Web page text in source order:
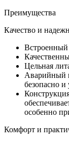
Преимущества
Качество и
Встроенный
Цельная
Аварийный
безопасно и
особенно
Комфорт и